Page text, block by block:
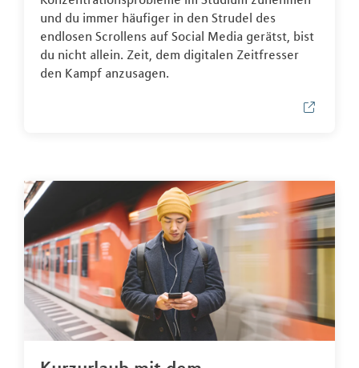
und du immer häufiger in den Strudel des
endlosen Scrollens auf Social Media gerätst, bist
du nicht allein. Zeit, dem digitalen Zeitfresser
den Kampf anzusagen.